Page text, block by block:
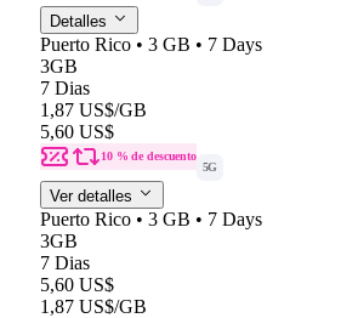
Detalles
Puerto Rico • 3 GB • 7 Days
3GB
7 Dias
1,87 US$/GB
5,60 US$
10 % de descuento
5G
Ver detalles
Puerto Rico • 3 GB • 7 Days
3GB
7 Dias
5,60 US$
1,87 US$/GB